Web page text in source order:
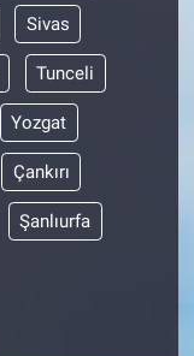
Sivas
Tunceli
Yozgat
Çankırı
Şanlıurfa